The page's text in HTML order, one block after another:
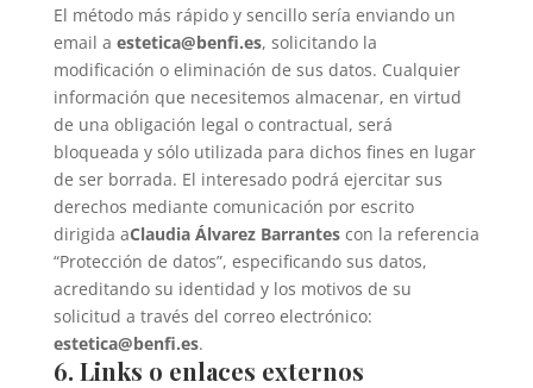
El método más rápido y sencillo sería enviando un
email a estetica@benfi.es, solicitando la
modificación o eliminación de sus datos. Cualquier
información que necesitemos almacenar, en virtud
de una obligación legal o contractual, será
bloqueada y sólo utilizada para dichos fines en lugar
de ser borrada. El interesado podrá ejercitar sus
derechos mediante comunicación por escrito
dirigida aClaudia Álvarez Barrantes con la referencia
“Protección de datos”, especificando sus datos,
acreditando su identidad y los motivos de su
solicitud a través del correo electrónico:
estetica@benfi.es.
6. Links o enlaces externos